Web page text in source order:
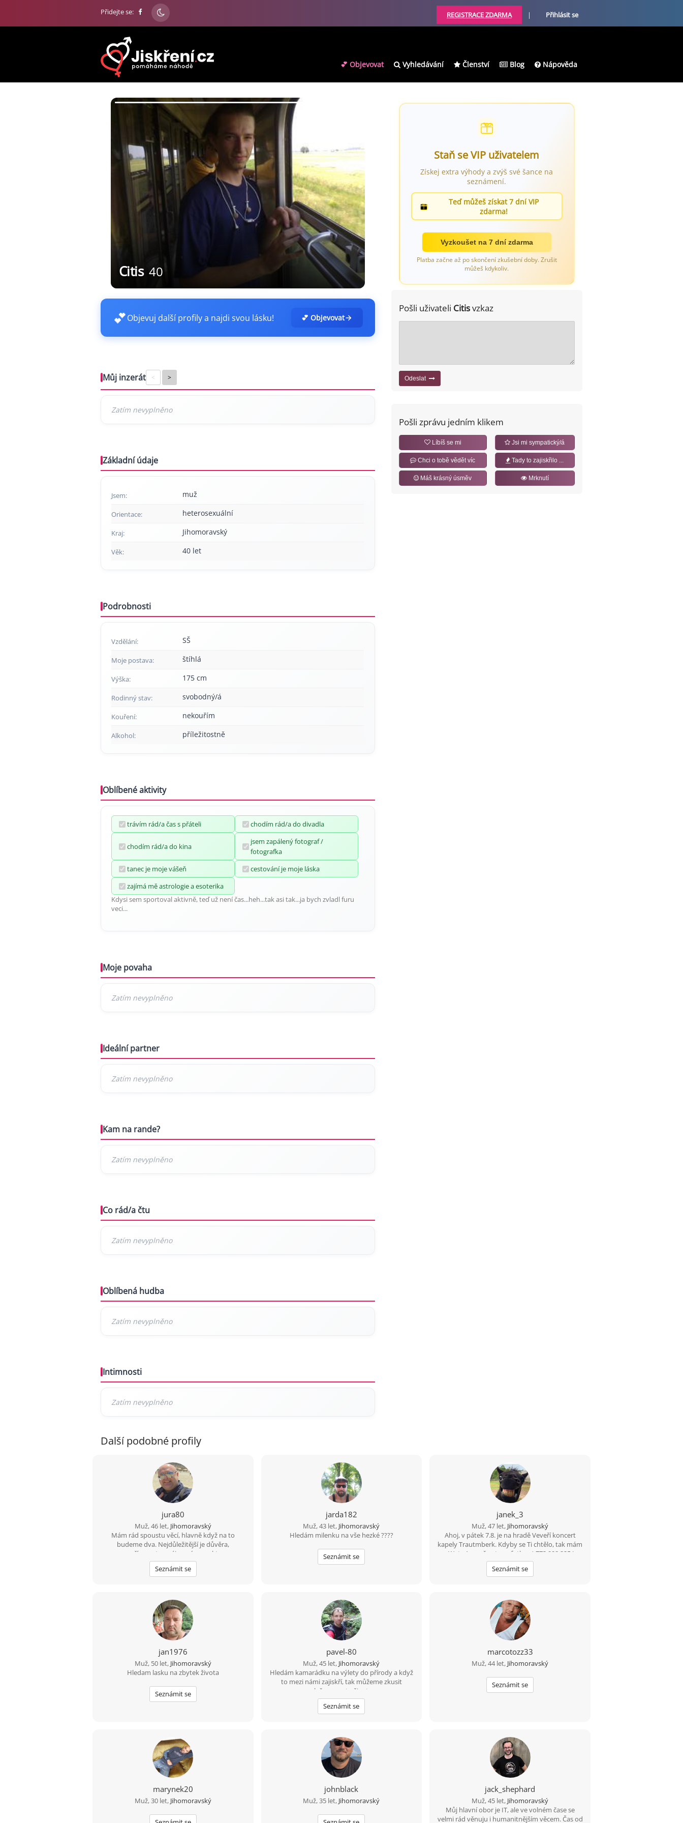
Přidejte se: REGISTRACE ZDARMA | Přihlásit se
💕 Objevovat Vyhledávání Členství Blog Nápověda
Citis 40
💕Objevuj další profily a najdi svou lásku! 💕 Objevovat
Můj inzerát < >
Základní údaje
Jsem: muž
Orientace: heterosexuální
Kraj: Jihomoravský
Věk: 40 let
Podrobnosti
Vzdělání: SŠ
Moje postava: štíhlá
Výška: 175 cm
Rodinný stav: svobodný/á
Kouření: nekouřím
Alkohol: příležitostně
Oblíbené aktivity
trávím rád/a čas s přáteli chodím rád/a do divadla
chodím rád/a do kina
jsem zapálený fotograf /
fotografka
tanec je moje vášeň
cestování je moje láska
zajímá mě astrologie a esoterika
Kdysi sem sportoval aktivně, teď už není čas...heh...tak asi tak...ja bych zvladl furu
veci...
Moje povaha
Ideální partner
Kam na rande?
Co rád/a čtu
Oblíbená hudba
Intimnosti
Staň se VIP uživatelem
Získej extra výhody a zvýš své šance na
seznámení.
Teď můžeš získat 7 dní VIP
zdarma!
Vyzkoušet na 7 dní zdarma
Platba začne až po skončení zkušební doby. Zrušit
můžeš kdykoliv.
Pošli uživateli Citisvzkaz
Odeslat
Pošli zprávu jedním klikem
Líbíš se mi Jsi mi sympatický/á
Chci o tobě vědět víc Tady to zajiskřilo ...
Máš krásný úsměv Mrknutí
Další podobné profily
jura80
Muž, 46 let, Jihomoravský
Mám rád spoustu věcí, hlavně když na to
budeme dva. Nejdůležitější je důvěra,
upřímnost a vzájemný respekt.
Seznámit se
jarda182
Muž, 43 let, Jihomoravský
Hledám milenku na vše hezké ????
Seznámit se
janek_3
Muž, 47 let, Jihomoravský
Ahoj, v pátek 7.8. je na hradě Veveří koncert
kapely Trautmberk. Kdyby se Ti chtělo, tak mám
na Wats Appu čerstvou fotku :-) 773 908 225 Jan
Seznámit se
jan1976
Muž, 50 let, Jihomoravský
Hledam lasku na zbytek života
Seznámit se
pavel-80
Muž, 45 let, Jihomoravský
Hledám kamarádku na výlety do přírody a když
to mezi námi zajiskří, tak můžeme zkusit
společnou cestu životem.
Seznámit se
marcotozz33
Muž, 44 let, Jihomoravský
Seznámit se
marynek20
Muž, 30 let, Jihomoravský
johnblack
Muž, 35 let, Jihomoravský
jack_shephard
Muž, 45 let, Jihomoravský
Můj hlavní obor je IT, ale ve volném čase se
velmi rád věnuju i humanitnějším věcem. Čas od